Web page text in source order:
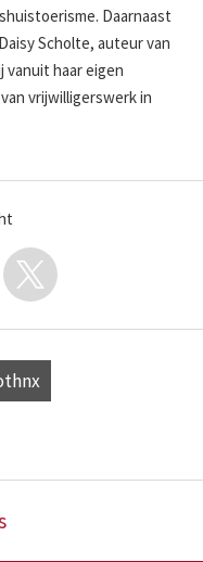
Daarnaast
Scholte, auteur van
vanuit haar eigen
vrijwilligerswerk in